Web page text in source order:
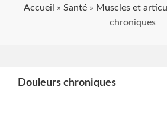
Accueil » Santé» Muscles et
chroniques
Douleurs chroniques